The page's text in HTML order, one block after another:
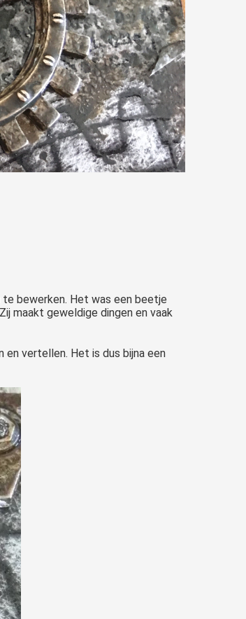
bewerken. Het was een beetje
maakt geweldige dingen en vaak
en vertellen. Het is dus bijna een